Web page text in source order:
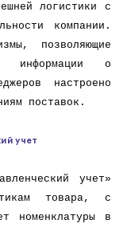
логистики с
компании.
позволяющие
информации о
настроено
поставок.
учет
учет»
товара, с
номенклатуры в